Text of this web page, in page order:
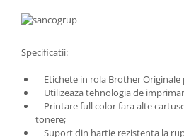
Specificatii:
Etichete in rola Brother
Utilizeaza tehnologia de
Printare full color fara alte
tonere;
Suport din hartie rezistenta la